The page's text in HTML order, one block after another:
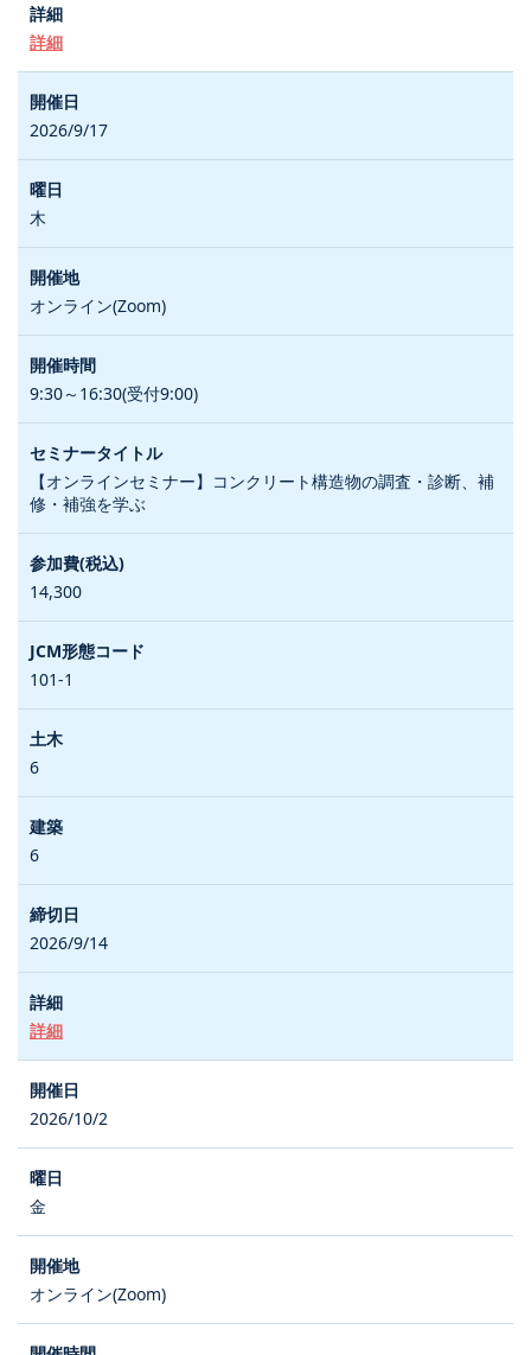
詳細
2026/9/17
木
オンライン(Zoom)
9:30～16:30(受付9:00)
【オンラインセミナー】コンクリート構造物の調査・診断、補
修・補強を学ぶ
14,300
101-1
6
6
2026/9/14
詳細
2026/10/2
金
オンライン(Zoom)